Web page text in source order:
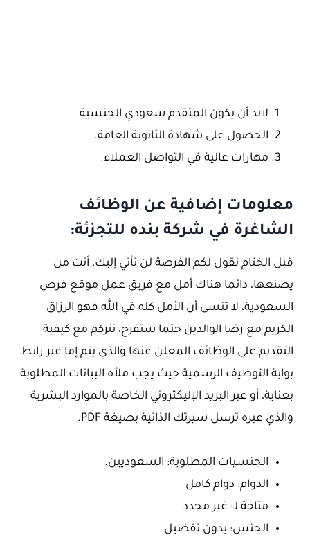
لابد أن يكون المتقدم سعودي الجنسية.
الحصول على شهادة الثانوية العامة.
مهارات عالية في التواصل العملاء.
معلومات إضافية عن الوظائف
الشاغرة في شركة بنده للتجزئة:
قبل الختام نقول لكم الفرصة لن تأتي إليك، أنت من
يصنعها، دائما هناك أمل مع فريق عمل موقع فرص
السعودية، لا تنسى أن الأمل كله في الله فهو الرزاق
الكريم مع رضا الوالدين حتما ستفرج، نتركم مع كيفية
التقديم على الوظائف المعلن عنها والذي يتم إما عبر رابط
بوابة التوظيف الرسمية حيث يجب ملأه البيانات المطلوبة
بعناية، أو عبر البريد الإليكتروني الخاصة بالموارد البشرية
والذي عبره ترسل سيرتك الذاتية بصيغة PDF.
الجنسيات المطلوبة: السعوديين.
الدوام: دوام كامل
متاحة لـ: غير محدد
الجنس: بدون تفضيل